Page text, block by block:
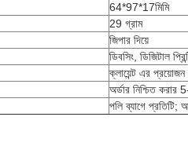
64*97*17মিমি
29 গ্রাম
জিপার দিয়ে
ডিবসিং, ডিজিটাল
ক্লায়েন্ট এর প্রয়োজন
অর্ডার নিশ্চিত করার
পলি ব্যাগে প্রতিটি;